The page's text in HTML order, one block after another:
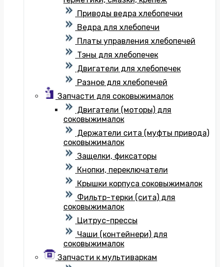
Приводы ведра хлебопечки
Ведра для хлебопечи
Платы управления хлебопечей
Тэны для хлебопечек
Двигатели для хлебопечек
Разное для хлебопечей
Запчасти для соковыжималок
Двигатели (моторы) для
соковыжималок
Держатели сита (муфты привода)
соковыжималок
Защелки, фиксаторы
Кнопки, переключатели
Крышки корпуса соковыжималок
Фильтр-терки (сита) для
соковыжималок
Цитрус-прессы
Чаши (контейнери) для
соковыжималок
Запчасти к мультиваркам